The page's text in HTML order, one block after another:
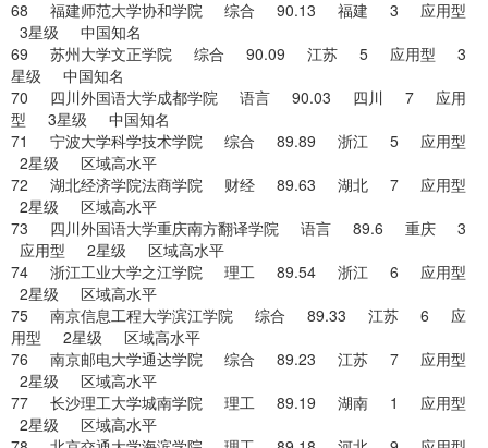
68 福建师范大学协和学院 综合 90.13 福建 3 应用型
3星级 中国知名
69 苏州大学文正学院 综合 90.09 江苏 5 应用型 3
星级 中国知名
70 四川外国语大学成都学院 语言 90.03 四川 7 应用
型 3星级 中国知名
71 宁波大学科学技术学院 综合 89.89 浙江 5 应用型
2星级 区域高水平
72 湖北经济学院法商学院 财经 89.63 湖北 7 应用型
2星级 区域高水平
73 四川外国语大学重庆南方翻译学院 语言 89.6 重庆 3
应用型 2星级 区域高水平
74 浙江工业大学之江学院 理工 89.54 浙江 6 应用型
2星级 区域高水平
75 南京信息工程大学滨江学院 综合 89.33 江苏 6 应
用型 2星级 区域高水平
76 南京邮电大学通达学院 综合 89.23 江苏 7 应用型
2星级 区域高水平
77 长沙理工大学城南学院 理工 89.19 湖南 1 应用型
2星级 区域高水平